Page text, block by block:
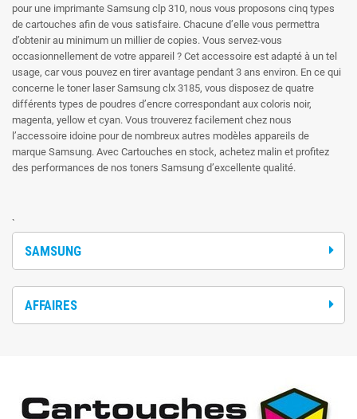
`
SAMSUNG
AFFAIRES
pour une imprimante Samsung clp 310, nous vous proposons cinq types
de cartouches afin de vous satisfaire. Chacune d’elle vous permettra
d’obtenir au minimum un millier de copies. Vous servez-vous
occasionnellement de votre appareil ? Cet accessoire est adapté à un tel
usage, car vous pouvez en tirer avantage pendant 3 ans environ. En ce qui
concerne le toner laser Samsung clx 3185, vous disposez de quatre
différents types de poudres d’encre correspondant aux coloris noir,
magenta, yellow et cyan. Vous trouverez facilement chez nous
l’accessoire idoine pour de nombreux autres modèles appareils de
marque Samsung. Avec Cartouches en stock, achetez malin et profitez
des performances de nos toners Samsung d’excellente qualité.